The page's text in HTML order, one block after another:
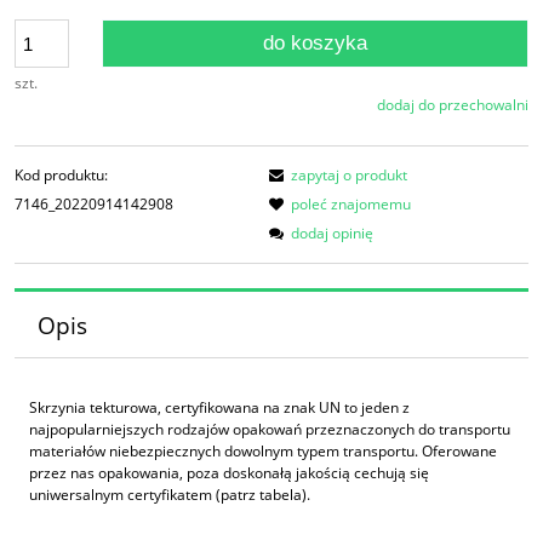
szt.
do koszyka
dodaj do przechowalni
Kod produktu:
7146_20220914142908
zapytaj o produkt
poleć znajomemu
dodaj opinię
Opis
Skrzynia tekturowa, certyfikowana na znak UN to jeden z
najpopularniejszych rodzajów opakowań przeznaczonych do transportu
materiałów niebezpiecznych dowolnym typem transportu. Oferowane
przez nas opakowania, poza doskonałą jakością cechują się
uniwersalnym certyfikatem (patrz tabela).